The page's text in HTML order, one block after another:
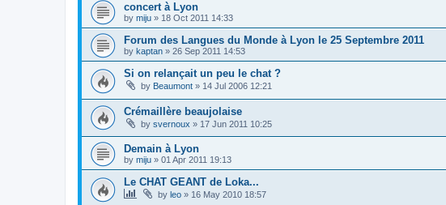
concert à Lyon
by miju » 18 Oct 2011 14:33
Forum des Langues du Monde à Lyon le 25 Septembre 2011
by kaptan » 26 Sep 2011 14:53
Si on relançait un peu le chat ?
by Beaumont » 14 Jul 2006 12:21
Crémaillère beaujolaise
by svernoux » 17 Jun 2011 10:25
Demain à Lyon
by miju » 01 Apr 2011 19:13
Le CHAT GEANT de Loka...
by leo » 16 May 2010 18:57